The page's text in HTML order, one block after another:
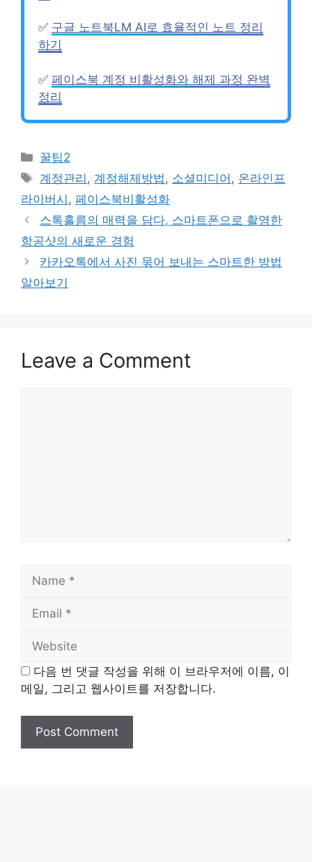
✅ 구글 노트북LM AI로 효율적인 노트 정리
하기
✅ 페이스북 계정 비활성화와 해제 과정 완벽
정리
Categories
꿀팁2
Tags
계정관리 , 계정해제방법 , 소셜미디어 , 온라인프
라이버시 , 페이스북비활성화
스톡홀름의 매력을 담다, 스마트폰으로 촬영한
항공샷의 새로운 경험
카카오톡에서 사진 묶어 보내는 스마트한 방법
알아보기
Leave a Comment
Name
Email
Website
다음 번 댓글 작성을 위해 이 브라우저에 이름, 이
메일, 그리고 웹사이트를 저장합니다.